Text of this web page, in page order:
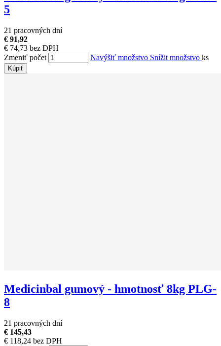
5
21 pracovných dní
€ 91,92
€ 74,73 bez DPH
Zmeniť počet
Navýšiť množstvo Snížit množstvo ks
Kúpiť
Medicinbal gumový - hmotnosť 8kg PLG-
8
21 pracovných dní
€ 145,43
€ 118,24 bez DPH